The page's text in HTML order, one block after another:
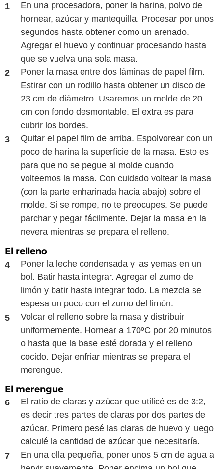
En una procesadora, poner la harina, polvo de
hornear, azúcar y mantequilla. Procesar por unos
segundos hasta obtener como un arenado.
Agregar el huevo y continuar procesando hasta
que se vuelva una sola masa.
Poner la masa entre dos láminas de papel film.
Estirar con un rodillo hasta obtener un disco de
23 cm de diámetro. Usaremos un molde de 20
cm con fondo desmontable. El extra es para
cubrir los bordes.
Quitar el papel film de arriba. Espolvorear con un
poco de harina la superficie de la masa. Esto es
para que no se pegue al molde cuando
volteemos la masa. Con cuidado voltear la masa
(con la parte enharinada hacia abajo) sobre el
molde. Si se rompe, no te preocupes. Se puede
parchar y pegar fácilmente. Dejar la masa en la
nevera mientras se prepara el relleno.
El relleno
Poner la leche condensada y las yemas en un
bol. Batir hasta integrar. Agregar el zumo de
limón y batir hasta integrar todo. La mezcla se
espesa un poco con el zumo del limón.
Volcar el relleno sobre la masa y distribuir
uniformemente. Hornear a 170ºC por 20 minutos
o hasta que la base esté dorada y el relleno
cocido. Dejar enfriar mientras se prepara el
merengue.
El merengue
El ratio de claras y azúcar que utilicé es de 3:2,
es decir tres partes de claras por dos partes de
azúcar. Primero pesé las claras de huevo y luego
calculé la cantidad de azúcar que necesitaría.
En una olla pequeña, poner unos 5 cm de agua a